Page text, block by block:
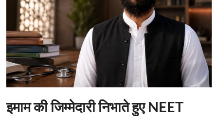
इमाम की जिम्मेदारी निभाते हुए NEET